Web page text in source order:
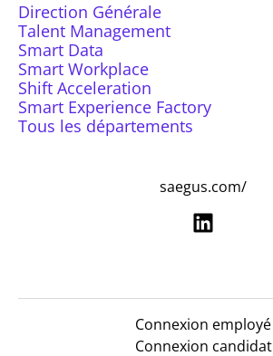
Direction Générale
Talent Management
Smart Data
Smart Workplace
Shift Acceleration
Smart Experience Factory
Tous les départements
saegus.com/
Connexion employé
Connexion candidat